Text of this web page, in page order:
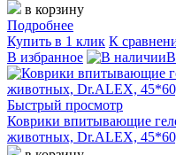
в корзину
Подробнее
Купить в 1 клик К
В избранное
Быстрый просмотр
Коврики впитывающие
животных, Dr.ALEX,